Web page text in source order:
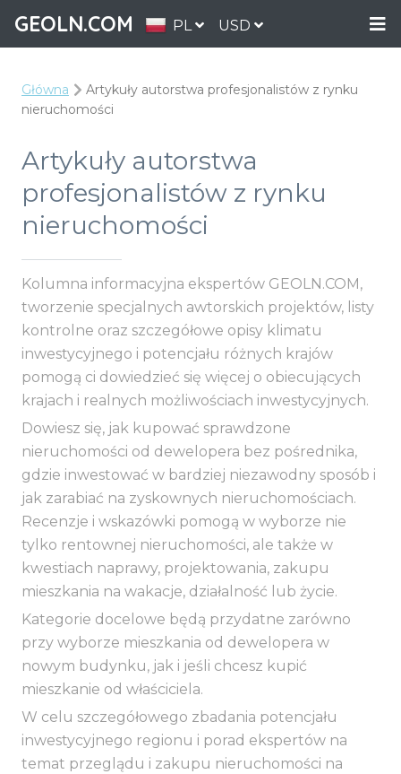
GEOLN.COM PL USD
Główna
Artykuły autorstwa profesjonalistów z rynku
nieruchomości
Artykuły autorstwa
profesjonalistów z rynku
nieruchomości
Kolumna informacyjna ekspertów GEOLN.COM,
tworzenie specjalnych awtorskich projektów, listy
kontrolne oraz szczegółowe opisy klimatu
inwestycyjnego i potencjału różnych krajów
pomogą ci dowiedzieć się więcej o obiecujących
krajach i realnych możliwościach inwestycyjnych.
Dowiesz się, jak kupować sprawdzone
nieruchomości od dewelopera bez pośrednika,
gdzie inwestować w bardziej niezawodny sposób i
jak zarabiać na zyskownych nieruchomościach.
Recenzje i wskazówki pomogą w wyborze nie
tylko rentownej nieruchomości, ale także w
kwestiach naprawy, projektowania, zakupu
mieszkania na wakacje, działalność lub życie.
Kategorie docelowe będą przydatne zarówno
przy wyborze mieszkania od dewelopera w
nowym budynku, jak i jeśli chcesz kupić
mieszkanie od właściciela.
W celu szczegółowego zbadania potencjału
inwestycyjnego regionu i porad ekspertów na
temat przeglądu i zakupu nieruchomości na